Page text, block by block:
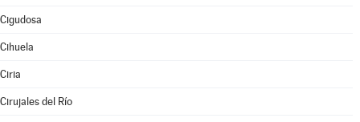
Cigudosa
Cihuela
Ciria
Cirujales del Río